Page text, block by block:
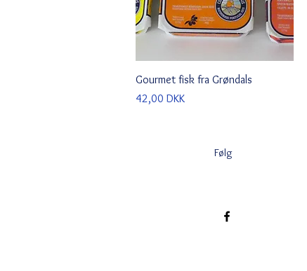
Schnellansicht
Gourmet fisk fra Grøndals
Preis
42,00 DKK
Følg